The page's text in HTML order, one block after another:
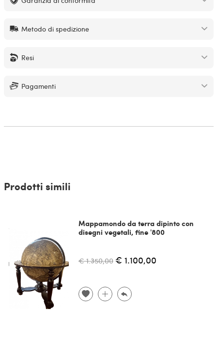
Metodo di spedizione
Resi
Pagamenti
Prodotti simili
Mappamondo da terra dipinto con
disegni vegetali, fine '800
€ 1.350,00 € 1.100,00